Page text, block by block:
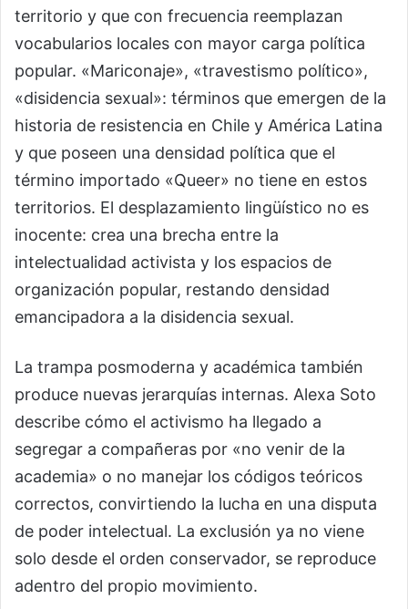
territorio y que con frecuencia reemplazan
vocabularios locales con mayor carga política
popular. «Mariconaje», «travestismo político»,
«disidencia sexual»: términos que emergen de la
historia de resistencia en Chile y América Latina
y que poseen una densidad política que el
término importado «Queer» no tiene en estos
territorios. El desplazamiento lingüístico no es
inocente: crea una brecha entre la
intelectualidad activista y los espacios de
organización popular, restando densidad
emancipadora a la disidencia sexual.
La trampa posmoderna y académica también
produce nuevas jerarquías internas. Alexa Soto
describe cómo el activismo ha llegado a
segregar a compañeras por «no venir de la
academia» o no manejar los códigos teóricos
correctos, convirtiendo la lucha en una disputa
de poder intelectual. La exclusión ya no viene
solo desde el orden conservador, se reproduce
adentro del propio movimiento.